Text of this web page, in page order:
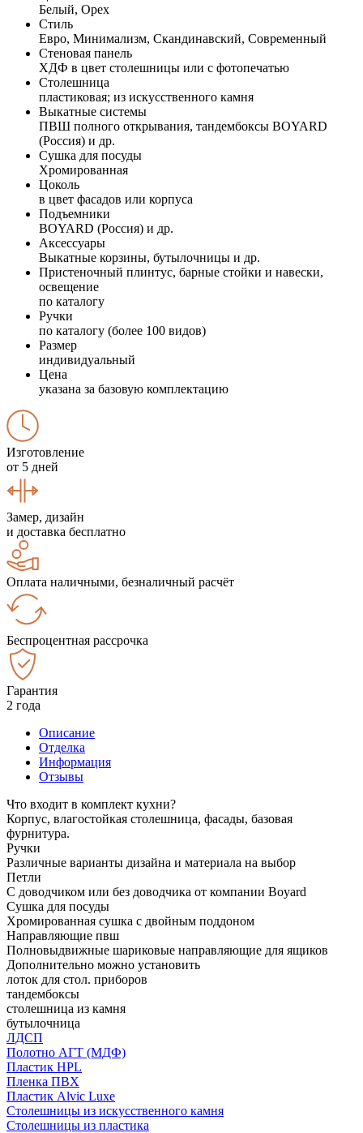
Белый, Орех
Стиль
Евро, Минимализм, Скандинавский, Современный
Стеновая панель
ХДФ в цвет столешницы или с фотопечатью
Столешница
пластиковая; из искусственного камня
Выкатные системы
ПВШ полного открывания, тандембоксы BOYARD
(Россия) и др.
Сушка для посуды
Хромированная
Цоколь
в цвет фасадов или корпуса
Подъемники
BOYARD (Россия) и др.
Аксессуары
Выкатные корзины, бутылочницы и др.
Пристеночный плинтус, барные стойки и навески,
освещение
по каталогу
Ручки
по каталогу (более 100 видов)
Размер
индивидуальный
Цена
указана за базовую комплектацию
Изготовление
от 5 дней
Замер, дизайн
и доставка бесплатно
Оплата наличными, безналичный расчёт
Беспроцентная рассрочка
Гарантия
2 года
Описание
Отделка
Информация
Отзывы
Что входит в комплект кухни?
Корпус, влагостойкая столешница, фасады, базовая
фурнитура.
Ручки
Различные варианты дизайна и материала на выбор
Петли
С доводчиком или без доводчика от компании Boyard
Сушка для посуды
Хромированная сушка с двойным поддоном
Направляющие пвш
Полновыдвижные шариковые направляющие для ящиков
Дополнительно можно установить
лоток для стол. приборов
тандембоксы
столешница из камня
бутылочница
ЛДСП
Полотно АГТ (МДФ)
Пластик HPL
Пленка ПВХ
Пластик Alvic Luxe
Столешницы из искусственного камня
Столешницы из пластика